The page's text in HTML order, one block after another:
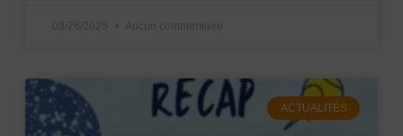
03/26/2025 Aucun commentaire
ACTUALITÉS